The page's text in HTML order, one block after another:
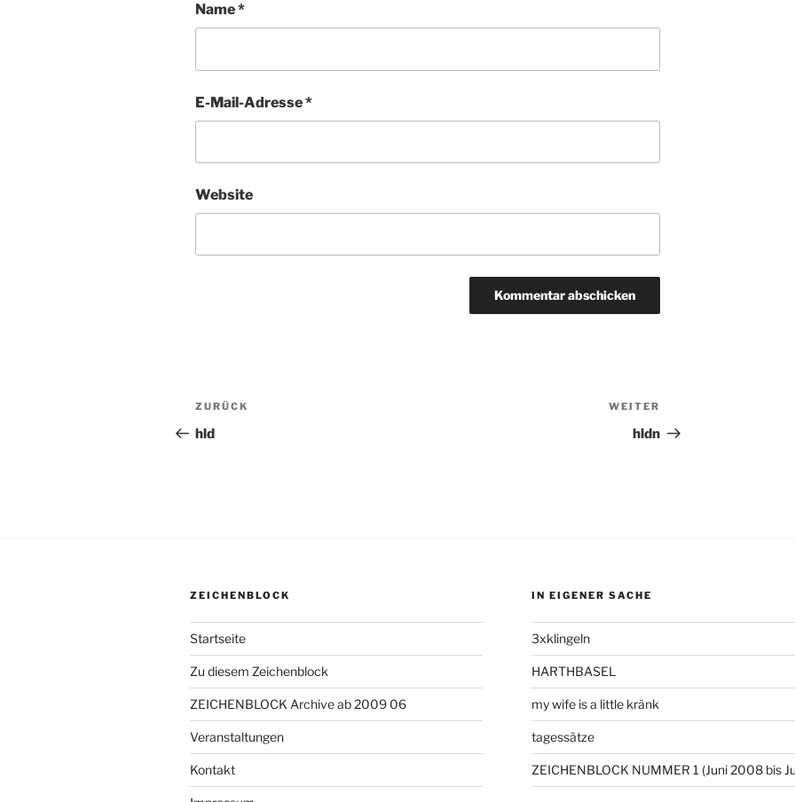
Name*
E-Mail-Adresse*
Website
Beitragsnavigation
Vorheriger
Beitrag
ZURÜCK
hld
Beitrag
WEITER
hldn
ZEICHENBLOCK
Startseite
Zu diesem Zeichenblock
ZEICHENBLOCK Archive ab 2009 06
Veranstaltungen
Kontakt
IN EIGENER SACHE
3xklingeln
HARTHBASEL
my wife is a little kränk
tagessätze
ZEICHENBLOCK NUMMER 1 (Juni 2008 bis